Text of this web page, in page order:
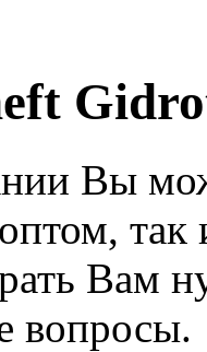
Вы
Вам
вопросы.